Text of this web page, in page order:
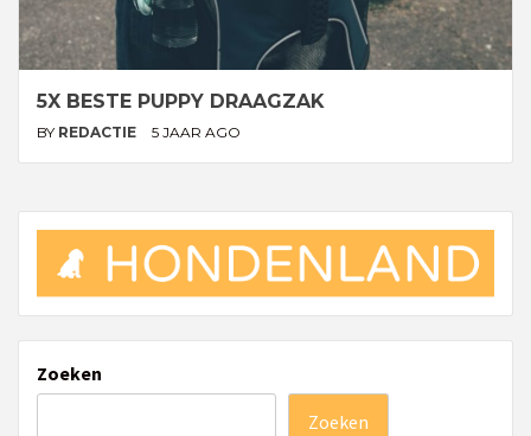
5X BESTE PUPPY DRAAGZAK
BY REDACTIE 5 JAAR AGO
Zoeken
Zoeken